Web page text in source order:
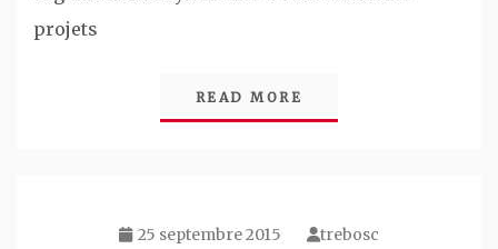
projets
READ MORE
25 septembre 2015 trebosc